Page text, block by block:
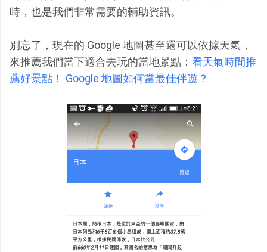
時，也是我們非常需要的輔助資訊。
別忘了，現在的 Google 地圖甚至還可以依據天氣，
來推薦我們當下適合去玩的當地景點： 看天氣時間推
薦好景點！ Google 地圖如何當最佳伴遊？